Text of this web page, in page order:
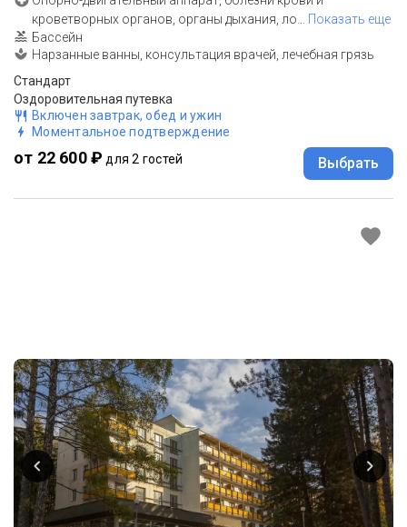
кроветворных органов, органы дыхания, ло
Показать еще
Бассейн
Нарзанные ванны, консультация врачей, лечебная грязь
Стандарт
Оздоровительная путевка
Включен завтрак, обед и ужин
Моментальное подтверждение
от 22 600 ₽ для 2 гостей Выбрать